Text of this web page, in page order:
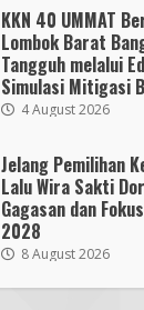
KKN 40 UMMAT
Lombok Barat
Tangguh melalui
Simulasi Mitigasi
4 August 2026
Jelang Pemilihan
Lalu Wira Sakti
Gagasan dan
2028
8 August 2026
SMPN 7 Mataram
Project Based
Outing Class ke
29 October 2023
Dugaan
di Praya, Kawal